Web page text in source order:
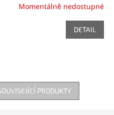
Momentálně nedostupné
DETAIL
PRODUKTY